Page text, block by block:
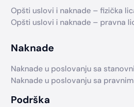
Opšti uslovi i naknade – fizička
Opšti uslovi i naknade – pravna
Naknade
Naknade u poslovanju sa
Naknade u poslovanju sa
Podrška